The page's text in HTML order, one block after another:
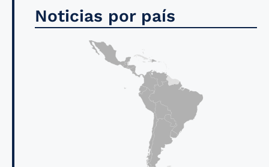
Noticias por país